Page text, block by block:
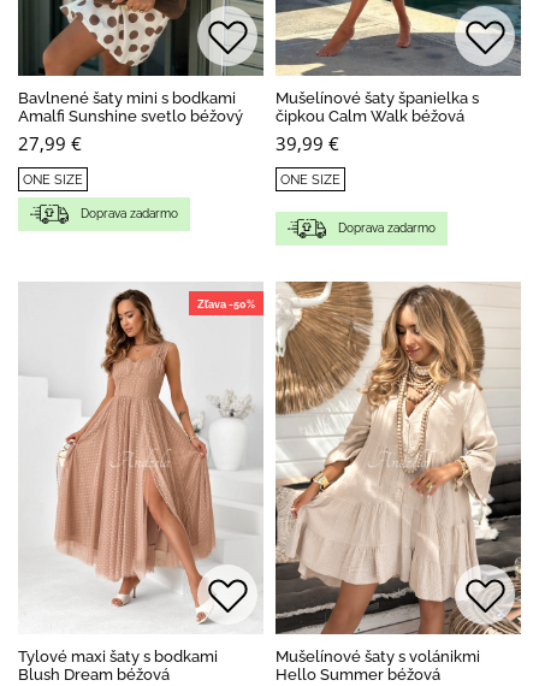
Bavlnené šaty mini s bodkami
Amalfi Sunshine svetlo béžový
27,99 €
ONE SIZE
Doprava zadarmo
Mušelínové šaty španielka s
čipkou Calm Walk béžová
39,99 €
ONE SIZE
Doprava zadarmo
Zľava -50%
Tylové maxi šaty s bodkami
Blush Dream béžová
Mušelínové šaty s volánikmi
Hello Summer béžová